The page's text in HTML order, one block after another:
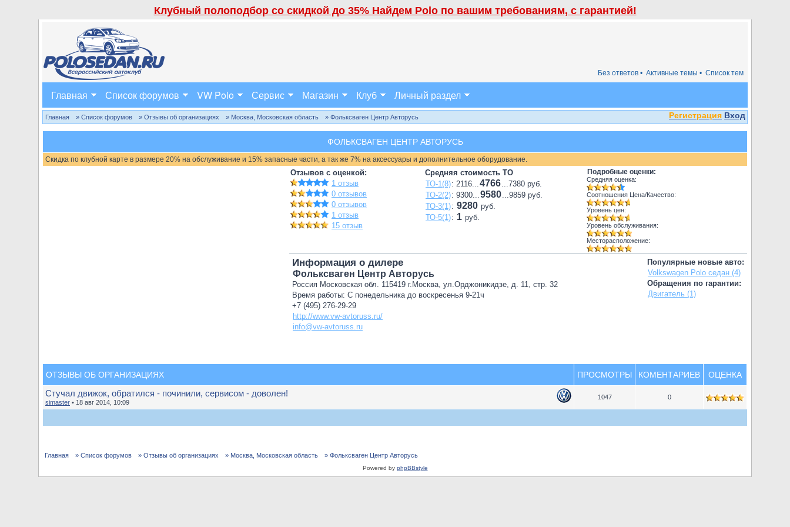
Клубный полоподбор со скидкой до 35% Найдем Polo по вашим требованиям, с гарантией!
Список тем
Активные темы •
Без ответов •
Главная Список форумов VW Polo Сервис Магазин Клуб Личный раздел
Регистрация Вход
Главная » Список форумов » Отзывы об организациях » Москва, Московская область » Фольксваген Центр Авторусь
ФОЛЬКСВАГЕН ЦЕНТР АВТОРУСЬ
Скидка по клубной карте в размере 20% на обслуживание и 15% запасные части, а так же 7% на аксессуары и дополнительное оборудование.
Отзывов с оценкой:
1 отзыв
0 отзывов
0 отзывов
1 отзыв
15 отзыв
Средняя стоимость ТО
ТО-1(8): 2116...4766...7380 руб.
ТО-2(2): 9300...9580...9859 руб.
ТО-3(1): 9280 руб.
ТО-5(1): 1 руб.
Подробные оценки:
Средняя оценка:
Соотношения Цена/Качество:
Уровень цен:
Уровень обслуживания:
Месторасположение:
Популярные новые авто:
Volkswagen Polo седан (4)
Обращения по гарантии:
Двигатель (1)
Информация о дилере
Фольксваген Центр Авторусь
Россия Московская обл. 115419 г.Москва, ул.Орджоникидзе, д. 11, стр. 32
Время работы: С понедельника до воскресенья 9-21ч
+7 (495) 276-29-29
http://www.vw-avtoruss.ru/
info@vw-avtoruss.ru
ОТЗЫВЫ ОБ ОРГАНИЗАЦИЯХ ПРОСМОТРЫ КОМЕНТАРИЕВ ОЦЕНКА
Стучал движок, обратился - починили, сервисом - доволен!
simaster • 18 авг 2014, 10:09
1047 0
Главная » Список форумов » Отзывы об организациях » Москва, Московская область » Фольксваген Центр Авторусь
Powered by phpBBstyle